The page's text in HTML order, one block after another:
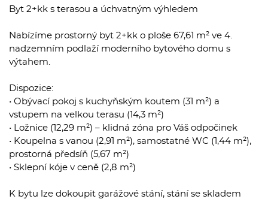
Byt 2+kk s terasou a úchvatným výhledem
Nabízíme prostorný byt 2+kk o ploše 67,61 m² ve 4.
nadzemním podlaží moderního bytového domu s
výtahem.
Dispozice:
• Obývací pokoj s kuchyňským koutem (31 m²) a
vstupem na velkou terasu (14,3 m²)
• Ložnice (12,29 m²) – klidná zóna pro Váš odpočinek
• Koupelna s vanou (2,91 m²), samostatné WC (1,44 m²),
prostorná předsíň (5,67 m²)
• Sklepní kóje v ceně (2,8 m²)
K bytu lze dokoupit garážové stání, stání se skladem